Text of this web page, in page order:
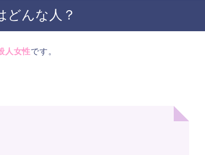
どんな人？
人女性です。